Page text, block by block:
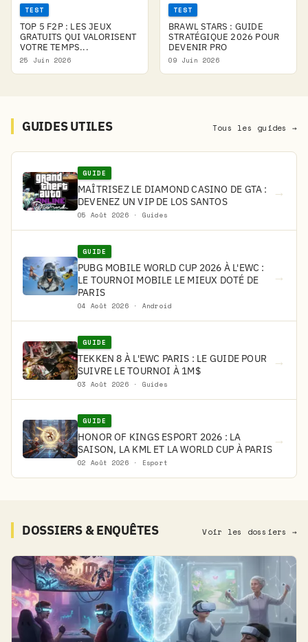
TEST
TOP 5 F2P : LES JEUX
GRATUITS QUI VALORISENT
VOTRE TEMPS...
25 Juin 2026
TEST
BRAWL STARS : GUIDE
STRATÉGIQUE 2026 POUR
DEVENIR PRO
09 Juin 2026
GUIDES UTILES Tous les guides →
GUIDE
MAÎTRISEZ LE DIAMOND CASINO DE GTA :
DEVENEZ UN VIP DE LOS SANTOS
05 Août 2026 · Guides
→
GUIDE
PUBG MOBILE WORLD CUP 2026 À L'EWC :
LE TOURNOI MOBILE LE MIEUX DOTÉ DE
PARIS
04 Août 2026 · Android
→
GUIDE
TEKKEN 8 À L'EWC PARIS : LE GUIDE POUR
SUIVRE LE TOURNOI À 1M$
03 Août 2026 · Guides
→
GUIDE
HONOR OF KINGS ESPORT 2026 : LA
SAISON, LA KML ET LA WORLD CUP À PARIS
02 Août 2026 · Esport
→
DOSSIERS & ENQUÊTES Voir les dossiers →